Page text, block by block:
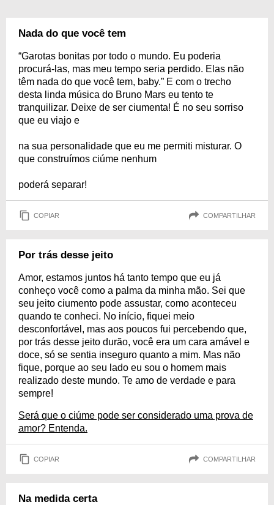
Nada do que você tem
“Garotas bonitas por todo o mundo. Eu poderia
procurá-las, mas meu tempo seria perdido. Elas não
têm nada do que você tem, baby.” E com o trecho
desta linda música do Bruno Mars eu tento te
tranquilizar. Deixe de ser ciumenta! É no seu sorriso
que eu viajo e
na sua personalidade que eu me permiti misturar. O
que construímos ciúme nenhum
poderá separar!
COPIAR COMPARTILHAR
Por trás desse jeito
Amor, estamos juntos há tanto tempo que eu já
conheço você como a palma da minha mão. Sei que
seu jeito ciumento pode assustar, como aconteceu
quando te conheci. No início, fiquei meio
desconfortável, mas aos poucos fui percebendo que,
por trás desse jeito durão, você era um cara amável e
doce, só se sentia inseguro quanto a mim. Mas não
fique, porque ao seu lado eu sou o homem mais
realizado deste mundo. Te amo de verdade e para
sempre!
Será que o ciúme pode ser considerado uma prova de
amor? Entenda.
COPIAR COMPARTILHAR
Na medida certa